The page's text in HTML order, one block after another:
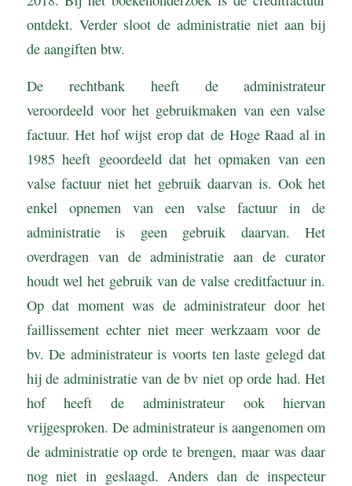
ontdekt. Verder sloot de administratie niet aan bij
de aangiften btw.
De rechtbank heeft de administrateur
veroordeeld voor het gebruikmaken van een valse
factuur. Het hof wijst erop dat de Hoge Raad al in
1985 heeft geoordeeld dat het opmaken van een
valse factuur niet het gebruik daarvan is. Ook het
enkel opnemen van een valse factuur in de
administratie is geen gebruik daarvan. Het
overdragen van de administratie aan de curator
houdt wel het gebruik van de valse creditfactuur in.
Op dat moment was de administrateur door het
faillissement echter niet meer werkzaam voor de
bv. De administrateur is voorts ten laste gelegd dat
hij de administratie van de bv niet op orde had. Het
hof heeft de administrateur ook hiervan
vrijgesproken. De administrateur is aangenomen om
de administratie op orde te brengen, maar was daar
nog niet in geslaagd. Anders dan de inspecteur